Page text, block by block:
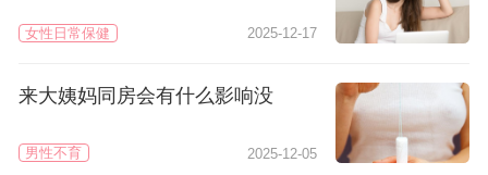
女性日常保健 2025-12-17
来大姨妈同房会有什么影响没
男性不育 2025-12-05